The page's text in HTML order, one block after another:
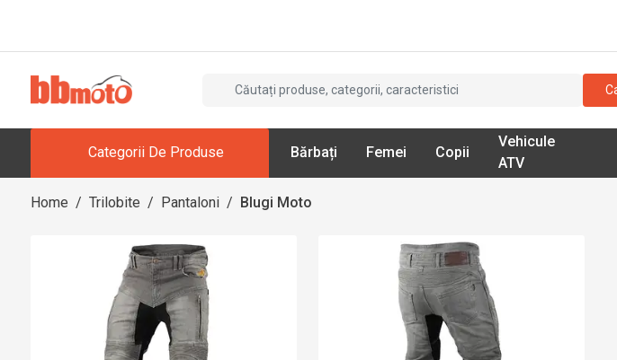
Categorii De Produse Bărbați Femei Copii
Vehicule
ATV
Home / Trilobite / Pantaloni / Blugi Moto